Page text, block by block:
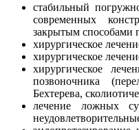
стабильный
современных
закрытым способами
хирургическое
хирургическое
хирургическое
позвоночника
Бехтерева,
лечение ложных